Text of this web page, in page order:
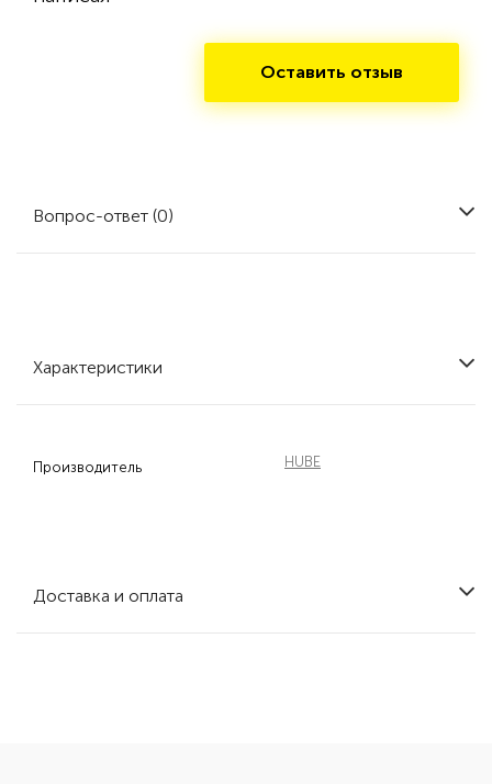
Оставить отзыв
Вопрос-ответ (0)
Характеристики
Производитель HUBE
Доставка и оплата